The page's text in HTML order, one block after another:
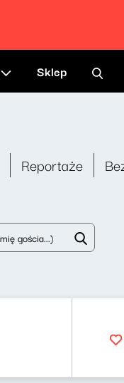
Sklep
Reportaże